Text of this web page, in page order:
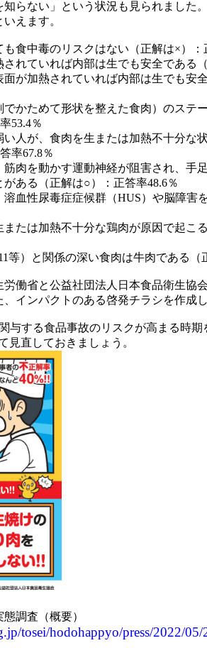
らない」という状況も見られました
えます。
も食中毒のリスクはない（正解は×）：
されていれば内部は生でも安全である
面が加熱されていれば内部は生でも安
でかためて形状を整えた食肉）のステ
53.4％
い人が、食肉を生または加熱不十分な
率67.8％
筋肉を動かす運動神経が阻害され、手
ある（正解は○）：正答率48.6％
溶血性尿毒症症候群（HUS）や脳障害
または加熱不十分な鶏肉が原因で起こ
等）と関係の深い食肉は牛肉である（
働省と公益社団法人日本食品衛生協
インパクトのある啓発チラシを作成
与する食品事故のリスクが高まる時期
見直しておきましょう。
調査（概要）
tosei/hodohappyo/press/2022/